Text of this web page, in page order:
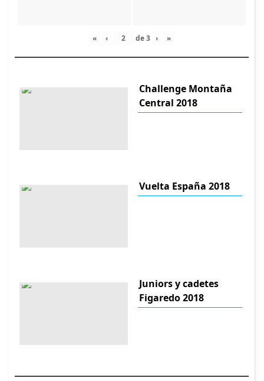
« ‹ de3 › »
Challenge Montaña
Central 2018
Vuelta España 2018
Juniors y cadetes
Figaredo 2018